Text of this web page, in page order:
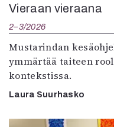
Vieraan vieraana
2–3/2026
Mustarindan
ymmärtää taiteen
kontekstissa.
Laura Suurhasko